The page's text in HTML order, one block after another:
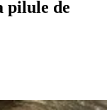
pilule de